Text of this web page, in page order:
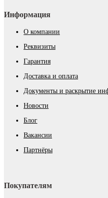
Информация
О компании
Реквизиты
Гарантия
Доставка и оплата
Документы и раскрытие
Новости
Блог
Вакансии
Партнёры
Покупателям